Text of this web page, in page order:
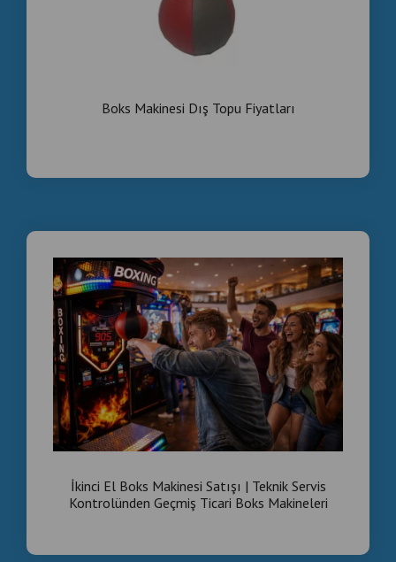
Ortaklık , Yüksek , Kar , Marjı , Boks , Makineleri ,
Modelleri , Fiyatları , Директно , от , производителя,
ексклузивен , дистрибутор, регионално ,
Boks Makinesi Dış Topu Fiyatları
İkinci El Boks Makinesi Satışı | Teknik Servis
Kontrolünden Geçmiş Ticari Boks Makineleri